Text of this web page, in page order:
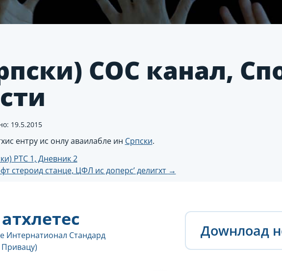
СОС канал,
19.5.2015
ентрy ис онлy аваилабле ин Српски.
РТС 1, Дневник 2
стероид станце, ЦФЛ ис доперс’ делигхт →
Интернатионал Стандард
Доwнлоад